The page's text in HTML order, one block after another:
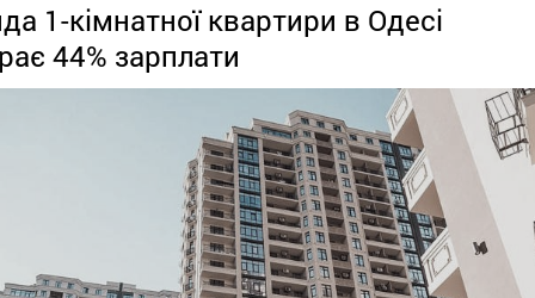
1-кімнатної квартири в Одесі
44% зарплати